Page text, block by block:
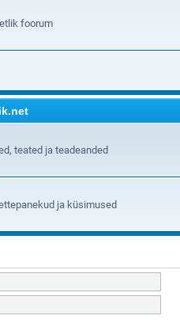
foorum
teated ja teadeanded
ja küsimused